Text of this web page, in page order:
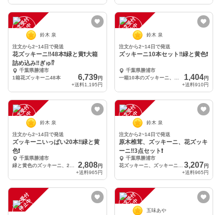
注
文
受
付
停
止
中 鈴木 泉
注文から2~14日で発送
花ズッキーニ‼️48本❗️緑と黄❗️大箱
詰め込み‼️ぎゅ⁉️
千葉県勝浦市
1箱花ズッキーニ48本
6,739円
+送料1,195円
注
文
受
付
停
止
中 鈴木 泉
注文から2~14日で発送
ズッキーニ10本セット‼️緑と黄色❗️
千葉県勝浦市
1,404円
+送料910円
注
文
受
付
停
止
中 鈴木 泉
注文から2~14日で発送
ズッキーニいっぱい20本‼️緑と黄
色❗️
千葉県勝浦市
2,808円
+送料965円
注
文
受
付
停
止
中 鈴木 泉
注文から2~14日で発送
原木椎茸、ズッキーニ、花ズッキ
ーニ‼️3点セット❗️
千葉県勝浦市
3,207円
+送料965円
注
文
受
付
停
止
中 注
文
受
付
停
止
中 五味あや